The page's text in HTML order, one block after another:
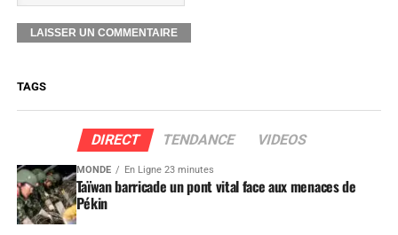
TAGS
DIRECT TENDANCE VIDEOS
MONDE En Ligne 23 minutes
Taïwan barricade un pont vital face aux menaces de
Pékin